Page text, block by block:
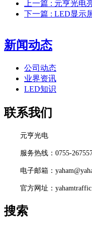
上一篇 : 元亨光电
下一篇 : LED显示
新闻动态
公司动态
业界资讯
LED知识
联系我们
元亨光电
服务热线：0755-
电子邮箱：
官方网址：
搜索